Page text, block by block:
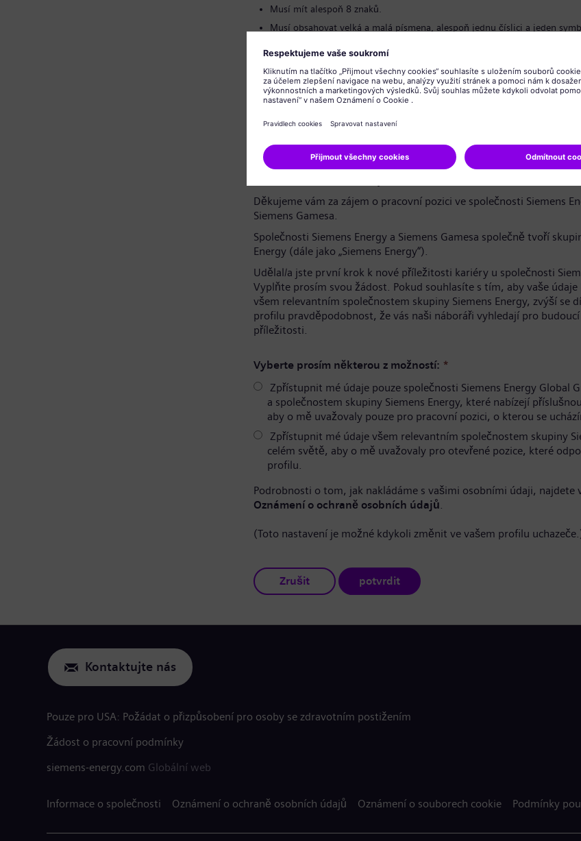
Musí mít alespoň 8 znaků.
Musí obsahovat velká a malá písmena, alespoň jednu číslici a jeden
Oznámení o ochraně osobních údajů
Děkujeme vám za zájem o pracovní pozici ve společnosti Siemens
Siemens Gamesa.
Společnosti Siemens Energy a Siemens Gamesa společně tvoří
Energy (dále jako „Siemens Energy“).
Udělal/a jste první krok k nové příležitosti kariéry u společnosti
Vyplňte prosím svou žádost. Pokud souhlasíte s tím, aby vaše
všem relevantním společnostem skupiny Siemens Energy, zvýší se
profilu pravděpodobnost, že vás naši náboráři vyhledají pro
příležitosti.
Vyberte prosím některou z možností: *
Zpřístupnit mé údaje pouze společnosti Siemens Energy Global
a společnostem skupiny Siemens Energy, které nabízejí
aby o mě uvažovaly pouze pro pracovní pozici, o kterou se
Zpřístupnit mé údaje všem relevantním společnostem skupiny
celém světě, aby o mě uvažovaly pro otevřené pozice, které
profilu.
Podrobnosti o tom, jak nakládáme s vašimi osobními údaji, najdete
Oznámení o ochraně osobních údajů.
(Toto nastavení je možné kdykoli změnit ve vašem profilu
Zrušit potvrdit
Kontaktujte nás
Pouze pro USA: Požádat o přizpůsobení pro osoby se zdravotním postižením
Žádost o pracovní podmínky
siemens-energy.com Globální web
Informace o společnosti Oznámení o ochraně osobních údajů Oznámení o souborech cookie Podmínky